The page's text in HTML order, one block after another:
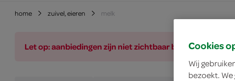
home zuivel, eieren melk
Let op: aanbiedingen zijn niet zichtbaar bij deCookies
Wij
bezoekt.